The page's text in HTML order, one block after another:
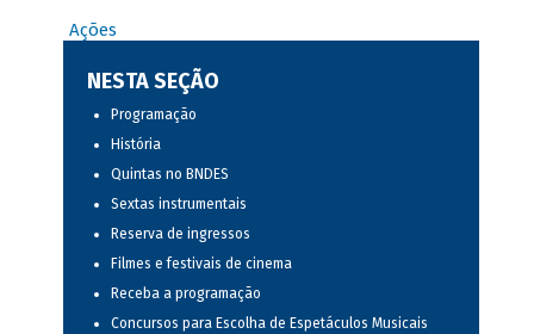
Ações
NESTA SEÇÃO
Programação
História
Quintas no BNDES
Sextas instrumentais
Reserva de ingressos
Filmes e festivais de cinema
Receba a programação
Concursos para Escolha de Espetáculos Musicais